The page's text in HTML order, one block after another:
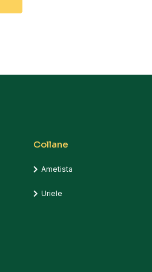
Collane
Ametista
Uriele